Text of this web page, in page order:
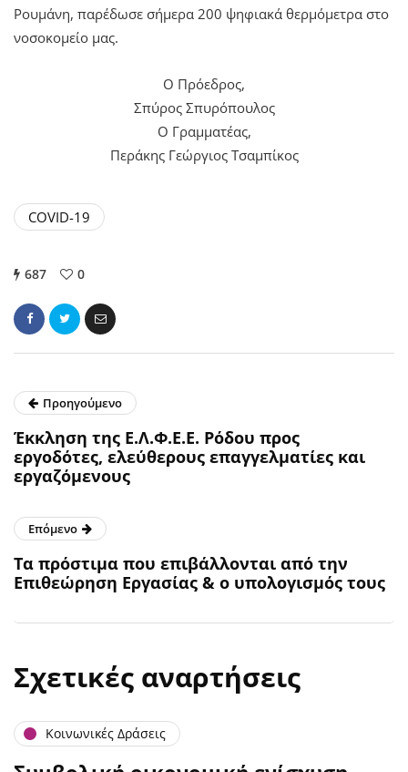
Ρουμάνη, παρέδωσε σήμερα 200 ψηφιακά θερμόμετρα στο
νοσοκομείο μας.
Ο Πρόεδρος,
Σπύρος Σπυρόπουλος
Ο Γραμματέας,
Περάκης Γεώργιος Τσαμπίκος
COVID-19
687 0
Προηγούμενο
Έκκληση της Ε.Λ.Φ.Ε.Ε. Ρόδου προς
εργοδότες, ελεύθερους επαγγελματίες και
εργαζόμενους
Επόμενο
Τα πρόστιμα που επιβάλλονται από την
Επιθεώρηση Εργασίας & ο υπολογισμός τους
Σχετικές αναρτήσεις
Κοινωνικές Δράσεις